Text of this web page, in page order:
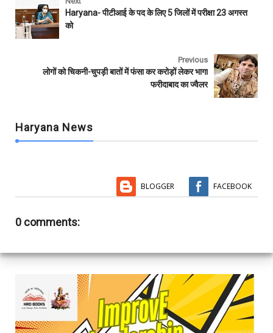
b
o
o
k
t
e
r
s
A
l
l
r
e
Haryana- पीटीआई के पद के लिए 5 जिलों में परीक्षा 23 अगस्त
को
Previous
लोगों को चिकनी-चुपड़ी बातों में फंसा कर करोड़ों लेकर भागा
फरीदाबाद का ज्वैलर
Haryana News
BLOGGER FACEBOOK
0 comments: